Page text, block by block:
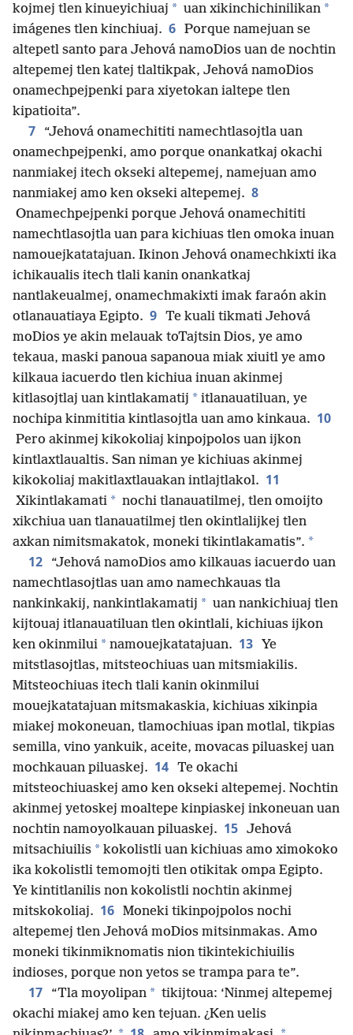
kojmej tlen kinueyichiuaj * uan xikinchichinilikan *
imágenes tlen kinchiuaj. 6 Porque namejuan se
altepetl santo para Jehová namoDios uan de nochtin
altepemej tlen katej tlaltikpak, Jehová namoDios
onamechpejpenki para xiyetokan ialtepe tlen
kipatioita”.
7
“Jehová onamechititi namechtlasojtla uan
onamechpejpenki, amo porque onankatkaj okachi
nanmiakej itech okseki altepemej, namejuan amo
nanmiakej amo ken okseki altepemej. 8
Onamechpejpenki porque Jehová onamechititi
namechtlasojtla uan para kichiuas tlen omoka inuan
namouejkatatajuan. Ikinon Jehová onamechkixti ika
ichikaualis itech tlali kanin onankatkaj
nantlakeualmej, onamechmakixti imak faraón akin
otlanauatiaya Egipto. 9 Te kuali tikmati Jehová
moDios ye akin melauak toTajtsin Dios, ye amo
tekaua, maski panoua sapanoua miak xiuitl ye amo
kilkaua iacuerdo tlen kichiua inuan akinmej
kitlasojtlaj uan kintlakamatij * itlanauatiluan, ye
nochipa kinmititia kintlasojtla uan amo kinkaua. 10
Pero akinmej kikokoliaj kinpojpolos uan ijkon
kintlaxtlaualtis. San niman ye kichiuas akinmej
kikokoliaj makitlaxtlauakan intlajtlakol. 11
Xikintlakamati * nochi tlanauatilmej, tlen omoijto
xikchiua uan tlanauatilmej tlen okintlalijkej tlen
axkan nimitsmakatok, moneki tikintlakamatis”. *
12
“Jehová namoDios amo kilkauas iacuerdo uan
namechtlasojtlas uan amo namechkauas tla
nankinkakij, nankintlakamatij * uan nankichiuaj tlen
kijtouaj itlanauatiluan tlen okintlali, kichiuas ijkon
ken okinmilui * namouejkatatajuan. 13
Ye
mitstlasojtlas, mitsteochiuas uan mitsmiakilis.
Mitsteochiuas itech tlali kanin okinmilui
mouejkatatajuan mitsmakaskia, kichiuas xikinpia
miakej mokoneuan, tlamochiuas ipan motlal, tikpias
semilla, vino yankuik, aceite, movacas piluaskej uan
mochkauan piluaskej. 14 Te okachi
mitsteochiuaskej amo ken okseki altepemej. Nochtin
akinmej yetoskej moaltepe kinpiaskej inkoneuan uan
nochtin namoyolkauan piluaskej. 15 Jehová
mitsachiuilis * kokolistli uan kichiuas amo ximokoko
ika kokolistli temomojti tlen otikitak ompa Egipto.
Ye kintitlanilis non kokolistli nochtin akinmej
mitskokoliaj. 16 Moneki tikinpojpolos nochi
altepemej tlen Jehová moDios mitsinmakas. Amo
moneki tikinmiknomatis nion tikintekichiuilis
indioses, porque non yetos se trampa para te”.
17 “Tla moyolipan * tikijtoua: ‘Ninmej altepemej
okachi miakej amo ken tejuan. ¿Ken uelis